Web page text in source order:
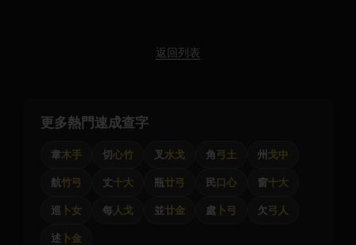
返回列表
更多熱門速成查字
韋木手 切心竹 叉 水戈 角弓土 州 戈中
航竹弓 丈十大 瓶廿弓 民口心 窗十大
巡 卜女 每人戈 並廿金 處 卜弓 欠弓人
述 卜金